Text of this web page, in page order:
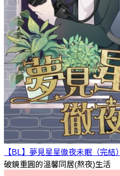
【BL】夢見星星徹夜未眠（完結）
破鏡重圓的溫馨同居(熬夜)生活